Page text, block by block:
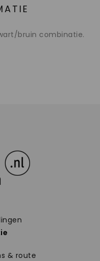
bruin combinatie.
& route